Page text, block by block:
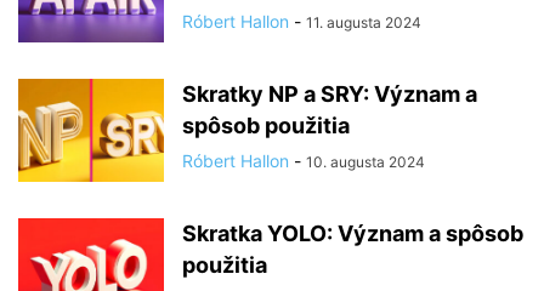
Róbert Hallon - 11. augusta 2024
Skratky NP a SRY: Význam a
spôsob použitia
Róbert Hallon - 10. augusta 2024
Skratka YOLO: Význam a spôsob
použitia